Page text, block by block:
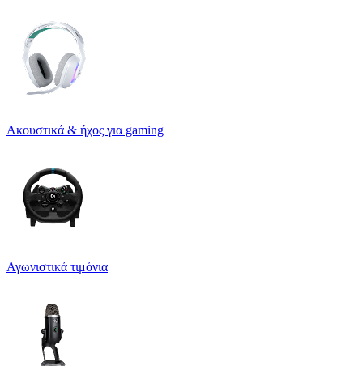
Ακουστικά & ήχος για gaming
Αγωνιστικά τιμόνια